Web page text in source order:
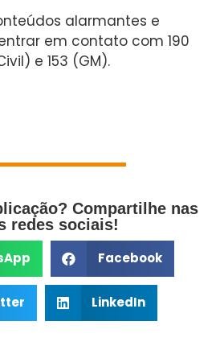
alarmantes e
em contato com 190
e 153 (GM).
Compartilhe nas
redes sociais!
Facebook
LinkedIn